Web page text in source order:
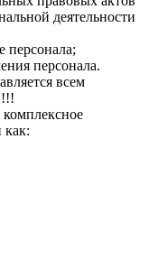
деятельности
персонала;
персонала.
всем
как: